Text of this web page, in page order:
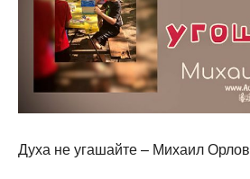
Духа не угашайте – Михаил Орлов